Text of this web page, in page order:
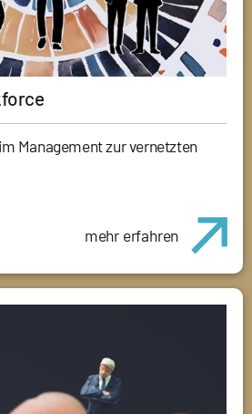
Management zur vernetzten
mehr erfahren